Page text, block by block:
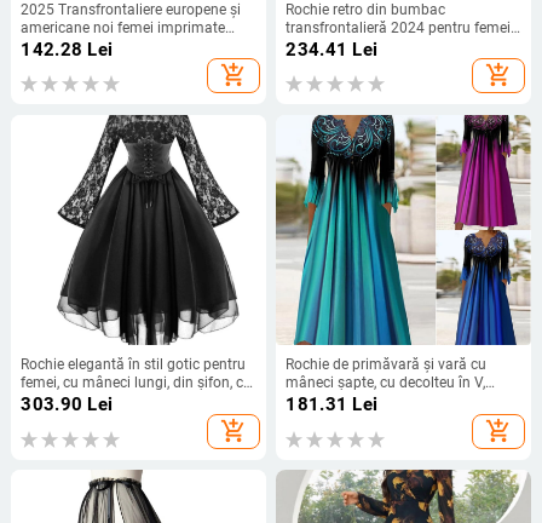
2025 Transfrontaliere europene și
americane noi femei imprimate
fustă de mărime mare vrac guler
vacanță la malul mării
142.28 Lei
add_shopping_cart
Rochie retro din bumbac
transfrontalieră 2024 pentru femei,
stil Hepburn european și american,
carouri, cu mânecă trei sferturi,
fustă cu tiv mare, culoare cafea
234.41 Lei
add_shopping_cart
Rochie elegantă în stil gotic pentru
femei, cu mâneci lungi, din șifon, cu
cusături din dantelă, 2023
303.90 Lei
add_shopping_cart
Rochie de primăvară și vară cu
mâneci șapte, cu decolteu în V,
plisată, cu nasturi, stil european și
american pentru femei, 20223
181.31 Lei
add_shopping_cart